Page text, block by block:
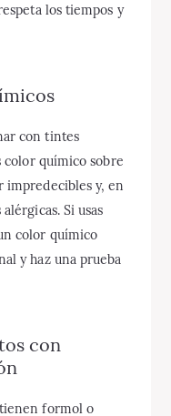
los tiempos y
con tintes
color químico sobre
impredecibles y, en
Si usas
color químico
y haz una prueba
con
formol o